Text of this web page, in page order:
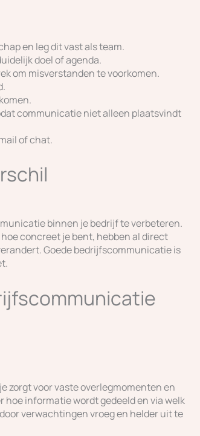
en leg dit vast als team.
doel of agenda.
om misverstanden te voorkomen.
communicatie niet alleen plaatsvindt
of chat.
binnen je bedrijf te verbeteren.
concreet je bent, hebben al direct
Goede bedrijfscommunicatie is
zorgt voor vaste overlegmomenten en
informatie wordt gedeeld en via welk
verwachtingen vroeg en helder uit te